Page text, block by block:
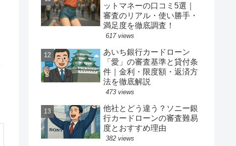
ットマネーの口コミ5選｜
審査のリアル・使い勝手・
満足度を徹底調査！
617 views
あいち銀行カードローン
「愛」の審査基準と貸付条
件｜金利・限度額・返済方
法を徹底解説
473 views
他社とどう違う？ソニー銀
行カードローンの審査難易
度とおすすめ理由
382 views